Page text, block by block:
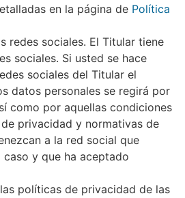
en la página de Política
redes sociales. El Titular tiene
sociales. Si usted se hace
sociales del Titular el
datos personales se regirá por
como por aquellas condiciones
privacidad y normativas de
a la red social que
y que ha aceptado
políticas de privacidad de las